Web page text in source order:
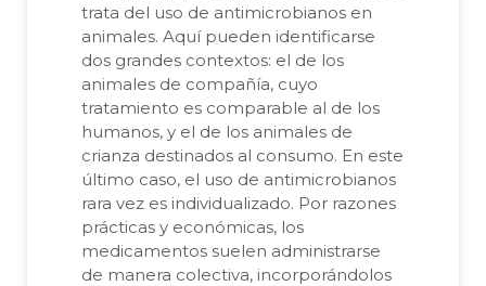
trata del uso de antimicrobianos en
animales. Aquí pueden identificarse
dos grandes contextos: el de los
animales de compañía, cuyo
tratamiento es comparable al de los
humanos, y el de los animales de
crianza destinados al consumo. En este
último caso, el uso de antimicrobianos
rara vez es individualizado. Por razones
prácticas y económicas, los
medicamentos suelen administrarse
de manera colectiva, incorporándolos